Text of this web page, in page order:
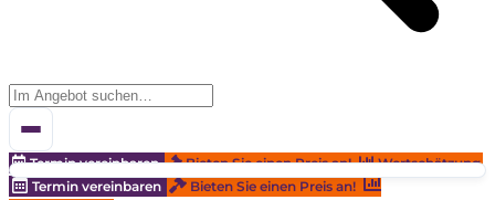
Termin vereinbaren Bieten Sie einen Preis an!
Wertschätzung
Termin vereinbaren
Bieten Sie einen Preis an!